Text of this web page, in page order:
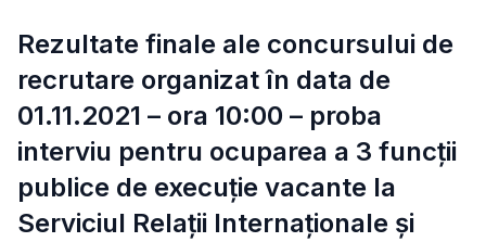
Rezultate finale ale concursului de
recrutare organizat în data de
01.11.2021 – ora 10:00 – proba
interviu pentru ocuparea a 3 funcții
publice de execuție vacante la
Serviciul Relații Internaționale și